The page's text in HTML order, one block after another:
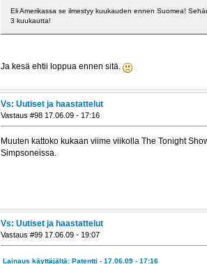
Eli Amerikassa se ilmestyy kuukauden ennen Suomea!
3 kuukautta!
Ja kesä ehtii loppua ennen sitä.
Vs: Uutiset ja haastattelut
Vastaus #98 17.06.09 - 17:16
Muuten kattoko kukaan viime viikolla The Tonight
Simpsoneissa.
Vs: Uutiset ja haastattelut
Vastaus #99 17.06.09 - 19:07
Lainaus käyttäjältä: Patentti - 17.06.09 - 17:16